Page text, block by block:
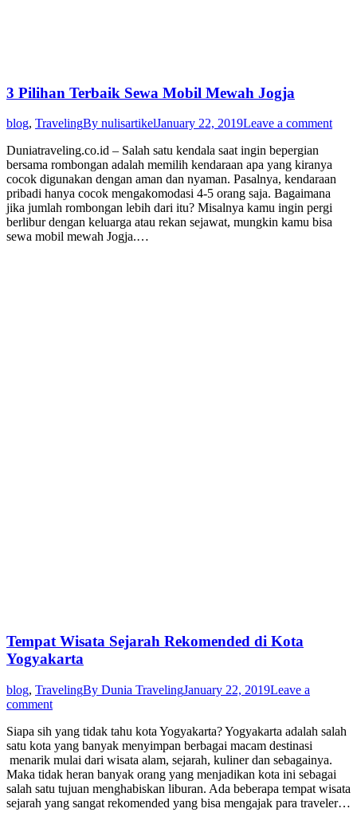
3 Pilihan Terbaik Sewa Mobil Mewah Jogja
blog, TravelingBy nulisartikelJanuary 22, 2019Leave a comment
Duniatraveling.co.id – Salah satu kendala saat ingin bepergian
bersama rombongan adalah memilih kendaraan apa yang kiranya
cocok digunakan dengan aman dan nyaman. Pasalnya, kendaraan
pribadi hanya cocok mengakomodasi 4-5 orang saja. Bagaimana
jika jumlah rombongan lebih dari itu? Misalnya kamu ingin pergi
berlibur dengan keluarga atau rekan sejawat, mungkin kamu bisa
sewa mobil mewah Jogja.…
Tempat Wisata Sejarah Rekomended di Kota
Yogyakarta
blog, TravelingBy Dunia TravelingJanuary 22, 2019Leave a
comment
Siapa sih yang tidak tahu kota Yogyakarta? Yogyakarta adalah salah
satu kota yang banyak menyimpan berbagai macam destinasi
menarik mulai dari wisata alam, sejarah, kuliner dan sebagainya.
Maka tidak heran banyak orang yang menjadikan kota ini sebagai
salah satu tujuan menghabiskan liburan. Ada beberapa tempat wisata
sejarah yang sangat rekomended yang bisa mengajak para traveler…